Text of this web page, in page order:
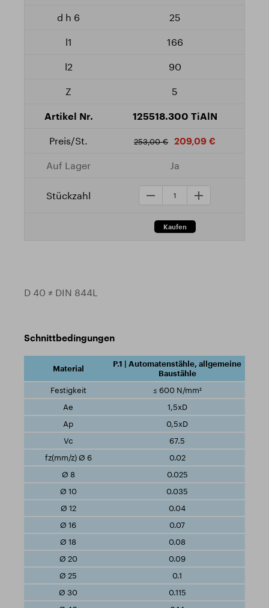
25
166
90
5
125518.300 TiAlN
253,00 € 209,09 €
Ja
D 40 ≠ DIN 844L
Schnittbedingungen
P.1 | Automatenstähle, allgemeine
Baustähle
≤ 600 N/mm²
1,5xD
0,5xD
67.5
0.02
0.025
0.035
0.04
0.07
0.08
0.09
0.1
0.115